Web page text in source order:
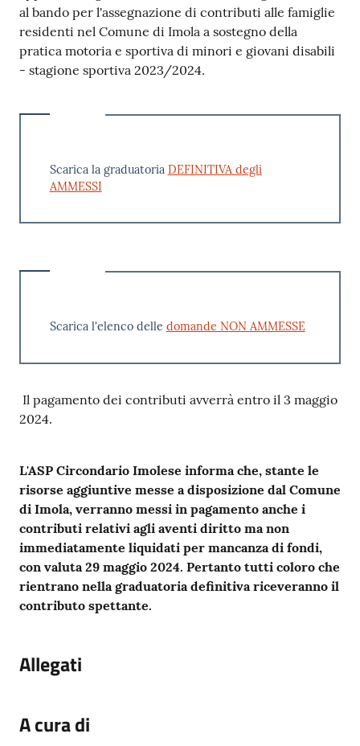
al bando per l'assegnazione di contributi alle famiglie
residenti nel Comune di Imola a sostegno della
pratica motoria e sportiva di minori e giovani disabili
- stagione sportiva 2023/2024.
Scarica la graduatoria DEFINITIVA degli
AMMESSI
Scarica l'elenco delle domande NON AMMESSE
Il pagamento dei contributi avverrà entro il 3 maggio
2024.
L'ASP Circondario Imolese informa che, stante le
risorse aggiuntive messe a disposizione dal Comune
di Imola, verranno messi in pagamento anche i
contributi relativi agli aventi diritto ma non
immediatamente liquidati per mancanza di fondi,
con valuta 29 maggio 2024. Pertanto tutti coloro che
rientrano nella graduatoria definitiva riceveranno il
contributo spettante.
Allegati
A cura di